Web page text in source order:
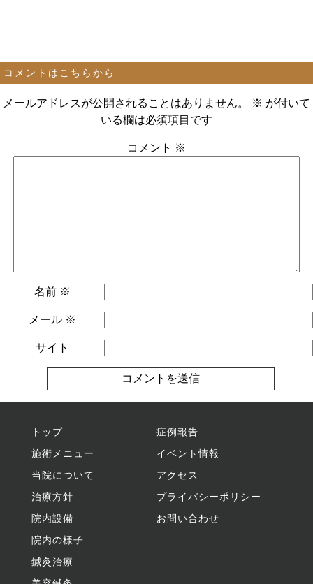
コメントはこちらから
メールアドレスが公開されることはありません。 ※ が付いて
いる欄は必須項目です
コメント ※
名前 ※
メール ※
サイト
トップ
施術メニュー
当院について
治療方針
院内設備
院内の様子
鍼灸治療
症例報告
イベント情報
アクセス
プライバシーポリシー
お問い合わせ